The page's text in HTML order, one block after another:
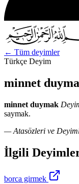
← Tüm deyimler
Türkçe Deyim
minnet
minnet duymak
saymak.
— Atasözleri ve
İlgili
borca girmek